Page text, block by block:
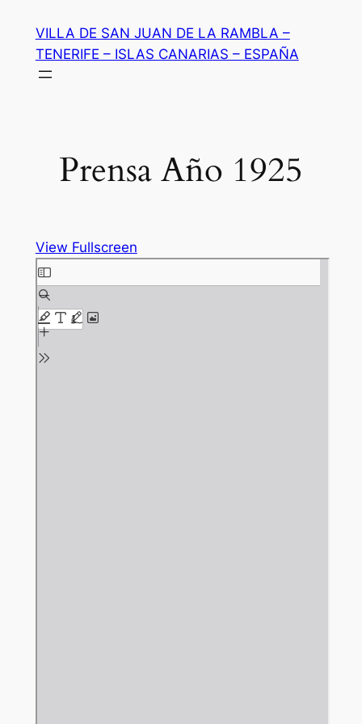
contenido
VILLA DE SAN JUAN DE LA RAMBLA –
TENERIFE – ISLAS CANARIAS – ESPAÑA
Prensa Año 1925
View Fullscreen
Saltar
al
contenido
del
PDF